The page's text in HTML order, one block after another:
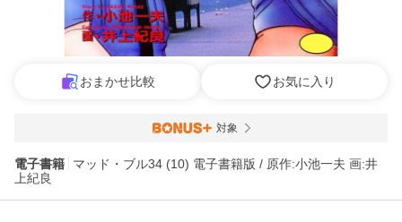
おまかせ比較 お気に入り
対象
電子書籍
マッド・ブル34 (10) 電子書籍版 / 原作:小池一夫 画:井
上紀良